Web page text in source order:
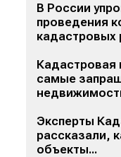
В России
проведения
кадастровых
Кадастровая
самые
Эксперты
рассказали,
объекты...